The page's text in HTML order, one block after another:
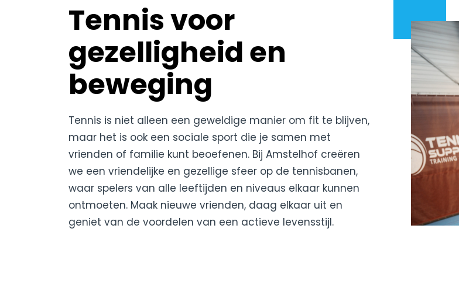
Tennis voor
gezelligheid en
beweging
Tennis is niet alleen een geweldige manier om fit te blijven,
maar het is ook een sociale sport die je samen met
vrienden of familie kunt beoefenen. Bij Amstelhof creëren
we een vriendelijke en gezellige sfeer op de tennisbanen,
waar spelers van alle leeftijden en niveaus elkaar kunnen
ontmoeten. Maak nieuwe vrienden, daag elkaar uit en
geniet van de voordelen van een actieve levensstijl.